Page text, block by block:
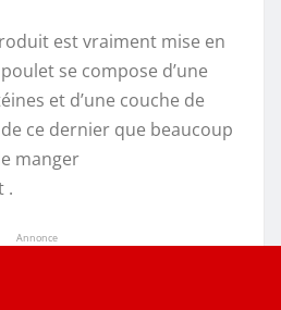
est vraiment mise en
se compose d’une
et d’une couche de
de ce dernier que beaucoup
manger
.
Annonce